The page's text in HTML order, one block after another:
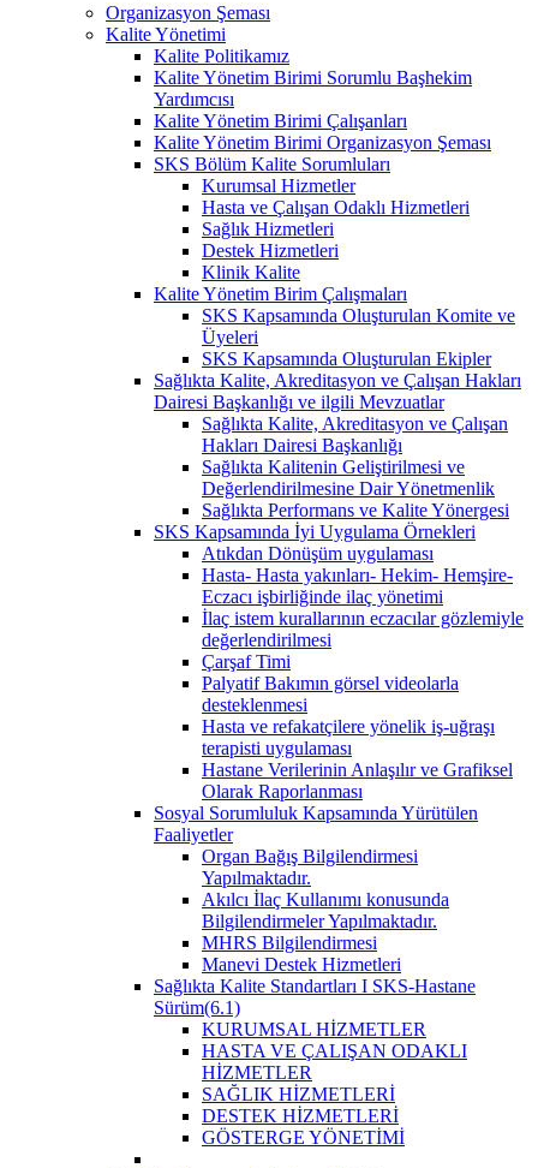
Organizasyon Şeması
Kalite Yönetimi
Kalite Politikamız
Kalite Yönetim Birimi Sorumlu Başhekim
Yardımcısı
Kalite Yönetim Birimi Çalışanları
Kalite Yönetim Birimi Organizasyon Şeması
SKS Bölüm Kalite Sorumluları
Kurumsal Hizmetler
Hasta ve Çalışan Odaklı Hizmetleri
Sağlık Hizmetleri
Destek Hizmetleri
Klinik Kalite
Kalite Yönetim Birim Çalışmaları
SKS Kapsamında Oluşturulan Komite ve
Üyeleri
SKS Kapsamında Oluşturulan Ekipler
Sağlıkta Kalite, Akreditasyon ve Çalışan Hakları
Dairesi Başkanlığı ve ilgili Mevzuatlar
Sağlıkta Kalite, Akreditasyon ve Çalışan
Hakları Dairesi Başkanlığı
Sağlıkta Kalitenin Geliştirilmesi ve
Değerlendirilmesine Dair Yönetmenlik
Sağlıkta Performans ve Kalite Yönergesi
SKS Kapsamında İyi Uygulama Örnekleri
Atıkdan Dönüşüm uygulaması
Hasta- Hasta yakınları- Hekim- Hemşire-
Eczacı işbirliğinde ilaç yönetimi
İlaç istem kurallarının eczacılar gözlemiyle
değerlendirilmesi
Çarşaf Timi
Palyatif Bakımın görsel videolarla
desteklenmesi
Hasta ve refakatçilere yönelik iş-uğraşı
terapisti uygulaması
Hastane Verilerinin Anlaşılır ve Grafiksel
Olarak Raporlanması
Sosyal Sorumluluk Kapsamında Yürütülen
Faaliyetler
Organ Bağış Bilgilendirmesi
Yapılmaktadır.
Akılcı İlaç Kullanımı konusunda
Bilgilendirmeler Yapılmaktadır.
MHRS Bilgilendirmesi
Manevi Destek Hizmetleri
Sağlıkta Kalite Standartları I SKS-Hastane
Sürüm(6.1)
KURUMSAL HİZMETLER
HASTA VE ÇALIŞAN ODAKLI
HİZMETLER
SAĞLIK HİZMETLERİ
DESTEK HİZMETLERİ
GÖSTERGE YÖNETİMİ